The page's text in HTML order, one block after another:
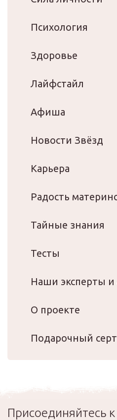
Психология
Здоровье
Лайфстайл
Афиша
Новости Звёзд
Карьера
Радость
Тайные знания
Тесты
Наши эксперты и
О проекте
Подарочный
Присоединяйтесь